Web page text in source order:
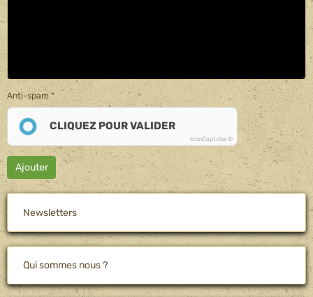
Anti-spam
CLIQUEZ POUR VALIDER
IconCaptcha ©
Ajouter
Newsletters
Qui sommes nous ?